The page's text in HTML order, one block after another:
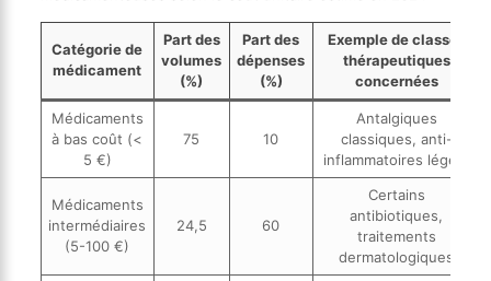
Catégorie de
médicament
Part des
volumes
(%)
Part des
dépenses
(%)
Exemple de classes
thérapeutiques
concernées
Médicaments
à bas coût (<
5 €)
75 10
Antalgiques
classiques, anti-
inflammatoires légers
Médicaments
intermédiaires
(5-100 €)
24,5 60
Certains
antibiotiques,
traitements
dermatologiques